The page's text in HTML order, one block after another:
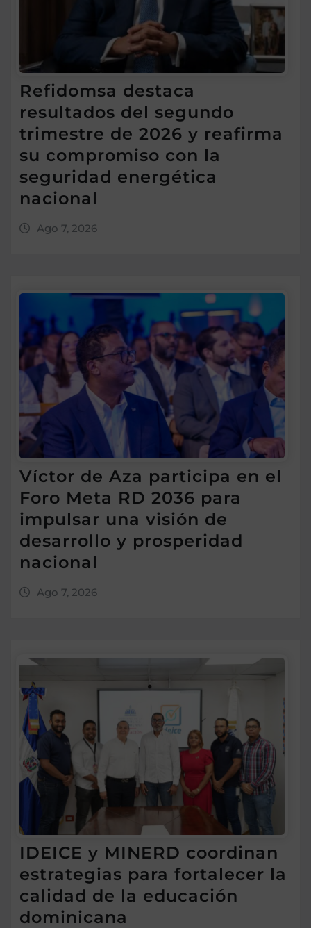
Refidomsa destaca
resultados del segundo
trimestre de 2026 y reafirma
su compromiso con la
seguridad energética
nacional
Ago 7, 2026
Víctor de Aza participa en el
Foro Meta RD 2036 para
impulsar una visión de
desarrollo y prosperidad
nacional
Ago 7, 2026
IDEICE y MINERD coordinan
estrategias para fortalecer la
calidad de la educación
dominicana